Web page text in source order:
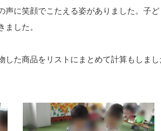
声に笑顔でこたえる姿がありました。子
ました。
た商品をリストにまとめて計算もしまし